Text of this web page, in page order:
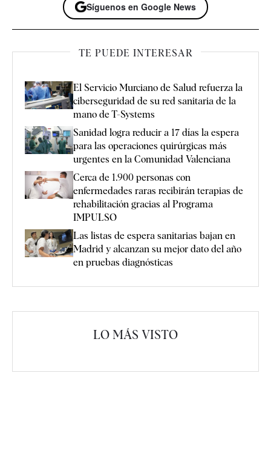
Síguenos en Google News
TE PUEDE INTERESAR
El Servicio Murciano de Salud refuerza la
ciberseguridad de su red sanitaria de la
mano de T-Systems
Sanidad logra reducir a 17 días la espera
para las operaciones quirúrgicas más
urgentes en la Comunidad Valenciana
Cerca de 1.900 personas con
enfermedades raras recibirán terapias de
rehabilitación gracias al Programa
IMPULSO
Las listas de espera sanitarias bajan en
Madrid y alcanzan su mejor dato del año
en pruebas diagnósticas
LO MÁS VISTO